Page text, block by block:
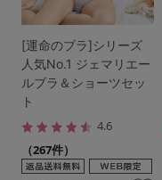
[運命のブラ]シリーズ
人気No.1 ジェマリエー
ルブラ＆ショーツセッ
ト
4.6
（267件）